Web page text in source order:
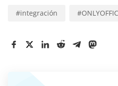
#integración #